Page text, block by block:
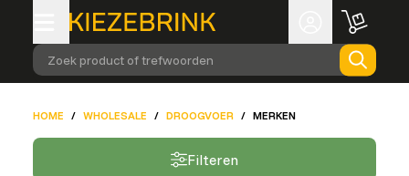
Zoek product of trefwoorden
HOME / WHOLESALE / DROOGVOER / MERKEN
Filteren